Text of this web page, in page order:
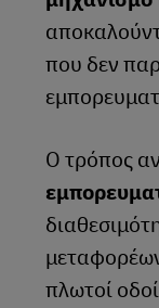
που δεν
Ο τρόπος
πλωτοί